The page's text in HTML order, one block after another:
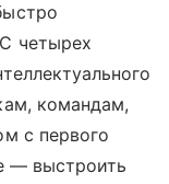
четырех
командам,
с первого
— выстроить